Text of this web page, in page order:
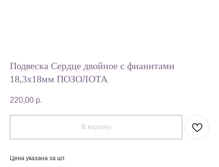
Подвеска Сердце двойное с фианитами
18,3х18мм ПОЗОЛОТА
220,00 р.
В корзину
Цена указана за шт.